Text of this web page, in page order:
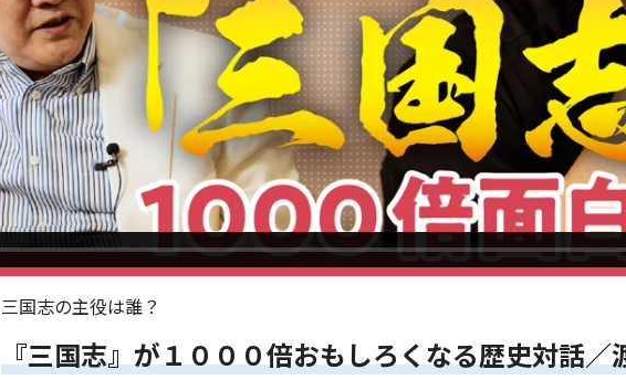
三国志の主役は誰？
『三国志』が１０００倍おもしろくなる歴史対話